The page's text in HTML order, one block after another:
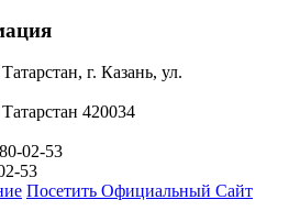
г. Казань, ул.
420034
02-53
53
Посетить Официальный Сайт